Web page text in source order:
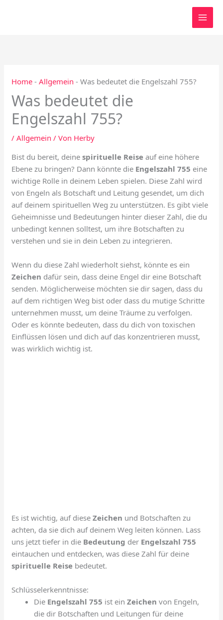
Home -Allgemein -Was bedeutet die Engelszahl 755?
Was bedeutet die
Engelszahl 755?
/Allgemein / Von Herby
Bist du bereit, deinespirituelle Reise auf eine höhere
Ebene zu bringen? Dann könnte die Engelszahl 755 eine
wichtige Rolle in deinem Leben spielen. Diese Zahl wird
von Engeln als Botschaft und Leitung gesendet, um dich
auf deinem spirituellen Weg zu unterstützen. Es gibt viele
Geheimnisse und Bedeutungen hinter dieser Zahl, die du
unbedingt kennen solltest, um ihre Botschaften zu
verstehen und sie in dein Leben zu integrieren.
Wenn du diese Zahl wiederholt siehst, könnte es ein
Zeichen dafür sein, dass deine Engel dir eine Botschaft
senden. Möglicherweise möchten sie dir sagen, dass du
auf dem richtigen Weg bist oder dass du mutige Schritte
unternehmen musst, um deine Träume zu verfolgen.
Oder es könnte bedeuten, dass du dich von toxischen
Einflüssen lösen und dich auf das konzentrieren musst,
was wirklich wichtig ist.
Es ist wichtig, auf dieseZeichen und Botschaften zu
achten, da sie dich auf deinem Weg leiten können. Lass
uns jetzt tiefer in die Bedeutung der Engelszahl 755
eintauchen und entdecken, was diese Zahl für deine
spirituelle Reise bedeutet.
Schlüsselerkenntnisse:
Die Engelszahl 755 ist einZeichen von Engeln,
die dir Botschaften und Leitungen für deine